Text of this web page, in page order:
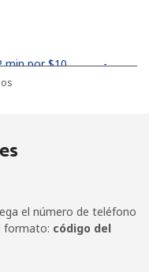
min por ⁦$10⁩ -
el número de teléfono
formato: código del